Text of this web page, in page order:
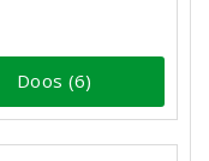
Doos (6)